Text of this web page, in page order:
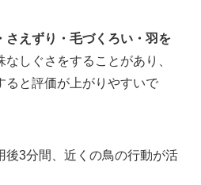
さえずり・毛づくろい・羽を
なしぐさをすることがあり、
ると評価が上がりやすいで
後3分間、近くの鳥の行動が活